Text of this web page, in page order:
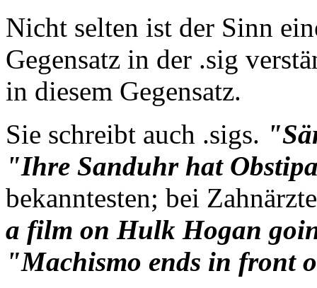
Nicht selten ist der Sinn
Gegensatz in der .sig
in diesem Gegensatz.
Sie schreibt auch .sigs.
"Ihre Sanduhr hat
bekanntesten; bei
a film on Hulk Hogan
"Machismo ends in front